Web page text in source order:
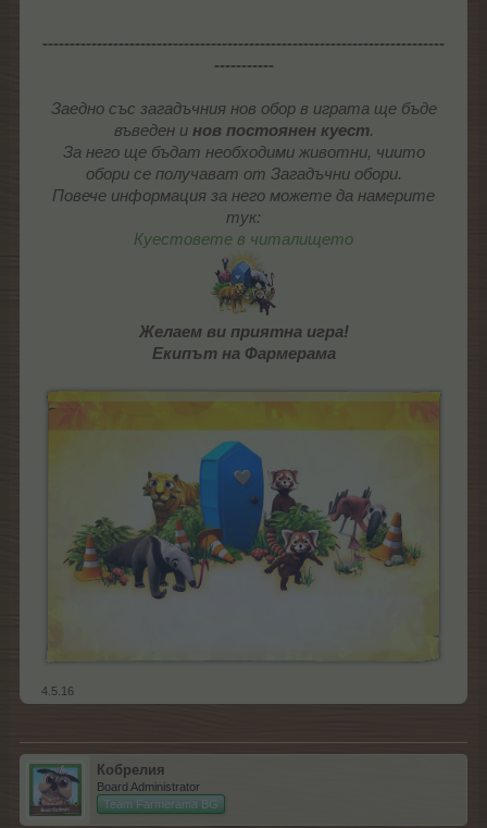
--------------------------------------------------------------------------
-----------
Заедно със загадъчния нов обор в играта ще бъде
въведен и нов постоянен куест.
За него ще бъдат необходими животни, чиито
обори се получават от Загадъчни обори.
Повече информация за него можете да намерите
тук:
Куестовете в читалището
Желаем ви приятна игра!
Екипът на Фармерама
4.5.16
Кобрелия
Board Administrator
Team Farmerama BG